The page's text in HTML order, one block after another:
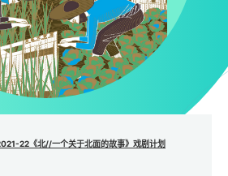
22《北//一个关于北面的故事》戏剧计划